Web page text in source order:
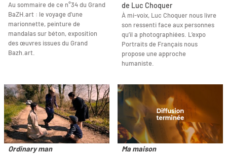
Au sommaire de ce n°34 du Grand
BaZH.art : le voyage d'une
marionnette, peinture de
mandalas sur béton, exposition
des œuvres issues du Grand
Bazh.art.
de Luc Choquer
À mi-voix, Luc Choquer nous livre
son ressenti face aux personnes
qu’il a photographiées. L’expo
Portraits de Français nous
propose une approche
humaniste.
Ordinary man
Ma maison